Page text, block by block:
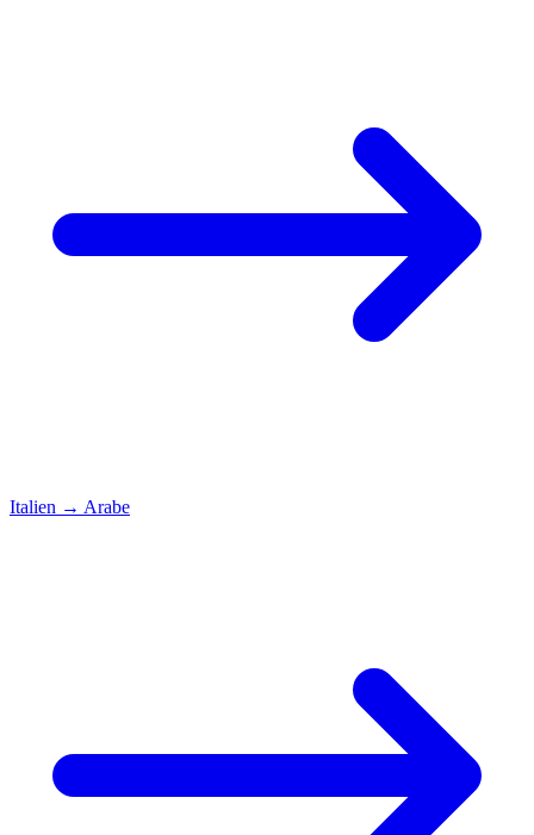
Italien → Arabe